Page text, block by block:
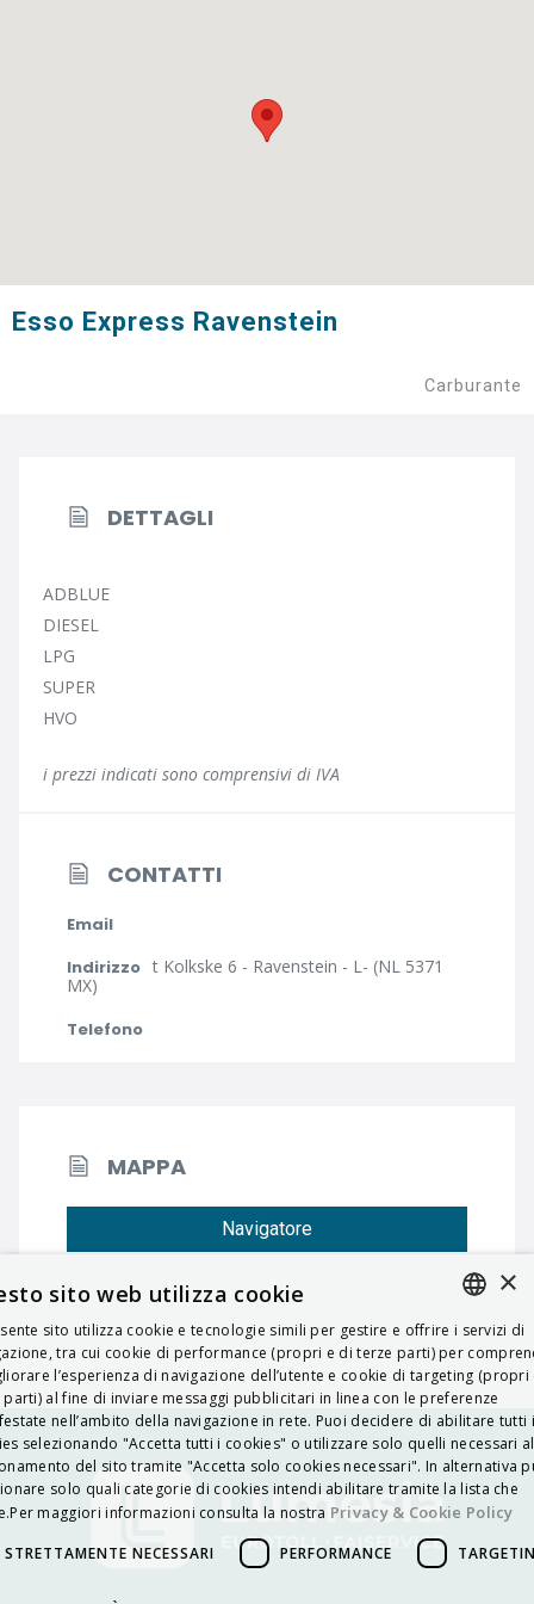
Esso Express Ravenstein
Carburante
DETTAGLI
ADBLUE
DIESEL
LPG
SUPER
HVO
i prezzi indicati sono comprensivi di IVA
CONTATTI
Email
Indirizzo t Kolkske 6 - Ravenstein - L- (NL 5371
MX)
Telefono
MAPPA
Navigatore
ITALIAN
ENGLISH
FRENCH
HUNGARIAN
DEUTSCH
POLSKI
×
sito web utilizza cookie
sito utilizza cookie e tecnologie simili per gestire e offrire i servizi di
tra cui cookie di performance (propri e di terze parti) per
l’esperienza di navigazione dell’utente e cookie di targeting (propri
parti) al fine di inviare messaggi pubblicitari in linea con le preferenze
nell’ambito della navigazione in rete. Puoi decidere di abilitare tutti i
selezionando "Accetta tutti i cookies" o utilizzare solo quelli necessari al
del sito tramite "Accetta solo cookies necessari". In alternativa
solo quali categorie di cookies intendi abilitare tramite la lista che
maggiori informazioni consulta la nostra Privacy & Cookie Policy
STRETTAMENTE NECESSARI PERFORMANCE